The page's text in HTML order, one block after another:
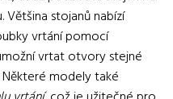
stojanů nabízí
vrtání pomocí
vrtat otvory stejné
modely také